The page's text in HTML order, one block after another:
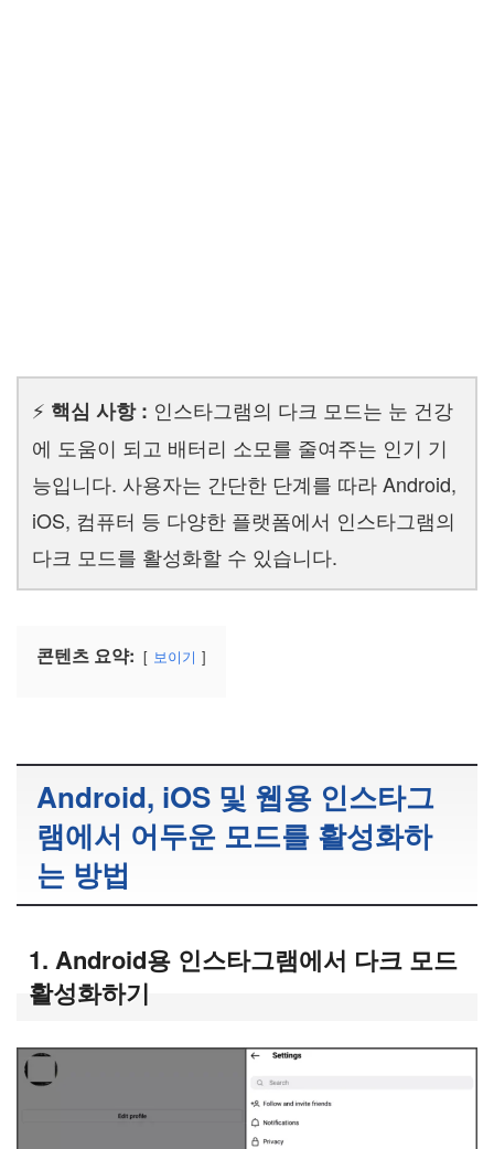
⚡ 핵심 사항 : 인스타그램의 다크 모드는 눈 건강
에 도움이 되고 배터리 소모를 줄여주는 인기 기
능입니다. 사용자는 간단한 단계를 따라 Android,
iOS, 컴퓨터 등 다양한 플랫폼에서 인스타그램의
다크 모드를 활성화할 수 있습니다.
콘텐츠 요약: 보이기
Android, iOS 및 웹용 인스타그
램에서 어두운 모드를 활성화하
는 방법
1. Android용 인스타그램에서 다크 모드
활성화하기